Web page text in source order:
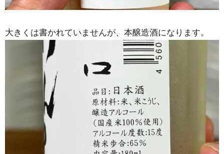
大きくは書かれていませんが、本醸造酒になります。